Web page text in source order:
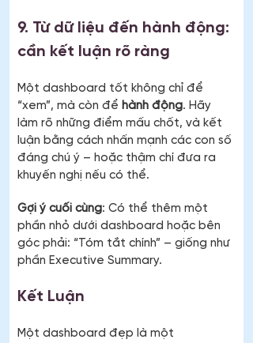
9. Từ dữ liệu đến hành động:
cần kết luận rõ ràng
Một dashboard tốt không chỉ để
“xem”, mà còn để hành động. Hãy
làm rõ những điểm mấu chốt, và kết
luận bằng cách nhấn mạnh các con số
đáng chú ý – hoặc thậm chí đưa ra
khuyến nghị nếu có thể.
Gợi ý cuối cùng: Có thể thêm một
phần nhỏ dưới dashboard hoặc bên
góc phải: “Tóm tắt chính” – giống như
phần Executive Summary.
Kết Luận
Một dashboard đẹp là một